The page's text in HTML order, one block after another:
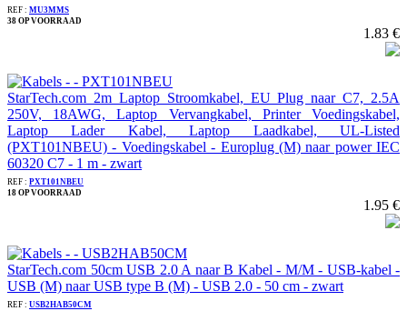
REF : MU3MMS
38 OP VOORRAAD
1.83 €
StarTech.com 2m Laptop Stroomkabel, EU Plug naar C7, 2.5A
250V, 18AWG, Laptop Vervangkabel, Printer Voedingskabel,
Laptop Lader Kabel, Laptop Laadkabel, UL-Listed
(PXT101NBEU) - Voedingskabel - Europlug (M) naar power IEC
60320 C7 - 1 m - zwart
REF : PXT101NBEU
18 OP VOORRAAD
1.95 €
StarTech.com 50cm USB 2.0 A naar B Kabel - M/M - USB-kabel -
USB (M) naar USB type B (M) - USB 2.0 - 50 cm - zwart
REF : USB2HAB50CM